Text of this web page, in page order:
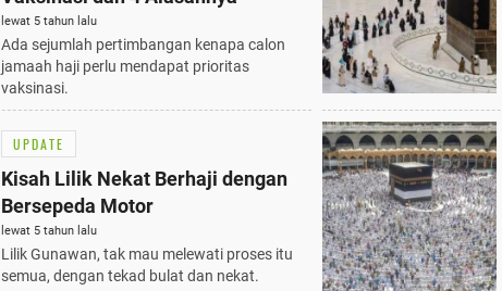
lewat 5 tahun lalu
Ada sejumlah pertimbangan kenapa calon
jamaah haji perlu mendapat prioritas
vaksinasi.
UPDATE
Kisah Lilik Nekat Berhaji dengan
Bersepeda Motor
lewat 5 tahun lalu
Lilik Gunawan, tak mau melewati proses itu
semua, dengan tekad bulat dan nekat.